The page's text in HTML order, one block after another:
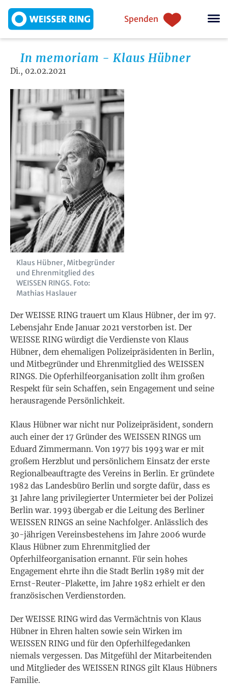
Spenden
In memoriam - Klaus Hübner
Di., 02.02.2021
Klaus Hübner, Mitbegründer
und Ehrenmitglied des
WEISSEN RINGS. Foto:
Mathias Haslauer
Der WEISSE RING trauert um Klaus Hübner, der im 97.
Lebensjahr Ende Januar 2021 verstorben ist. Der
WEISSE RING würdigt die Verdienste von Klaus
Hübner, dem ehemaligen Polizeipräsidenten in Berlin,
und Mitbegründer und Ehrenmitglied des WEISSEN
RINGS. Die Opferhilfeorganisation zollt ihm großen
Respekt für sein Schaffen, sein Engagement und seine
herausragende Persönlichkeit.
Klaus Hübner war nicht nur Polizeipräsident, sondern
auch einer der 17 Gründer des WEISSEN RINGS um
Eduard Zimmermann. Von 1977 bis 1993 war er mit
großem Herzblut und persönlichem Einsatz der erste
Regionalbeauftragte des Vereins in Berlin. Er gründete
1982 das Landesbüro Berlin und sorgte dafür, dass es
31 Jahre lang privilegierter Untermieter bei der Polizei
Berlin war. 1993 übergab er die Leitung des Berliner
WEISSEN RINGS an seine Nachfolger. Anlässlich des
30-jährigen Vereinsbestehens im Jahre 2006 wurde
Klaus Hübner zum Ehrenmitglied der
Opferhilfeorganisation ernannt. Für sein hohes
Engagement ehrte ihn die Stadt Berlin 1989 mit der
Ernst-Reuter-Plakette, im Jahre 1982 erhielt er den
französischen Verdienstorden.
Der WEISSE RING wird das Vermächtnis von Klaus
Hübner in Ehren halten sowie sein Wirken im
WEISSEN RING und für den Opferhilfegedanken
niemals vergessen. Das Mitgefühl der Mitarbeitenden
und Mitglieder des WEISSEN RINGS gilt Klaus Hübners
Familie.